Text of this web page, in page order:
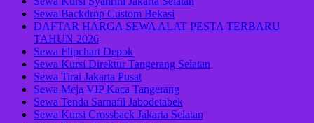
Sewa Backdrop Custom Bekasi
DAFTAR HARGA SEWA ALAT PESTA TERBARU
TAHUN 2026
Sewa Flipchart Depok
Sewa Kursi Direktur Tangerang Selatan
Sewa Tirai Jakarta Pusat
Sewa Meja VIP Kaca Tangerang
Sewa Tenda Sarnafil Jabodetabek
Sewa Kursi Crossback Jakarta Selatan